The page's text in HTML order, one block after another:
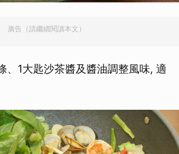
廣告（請繼續閱讀本文）
、1大匙沙茶醬及醬油調整風味, 適